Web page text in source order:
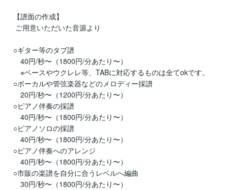
【譜面の作成】
ご用意いただいた音源より
○ギター等のタブ譜
40円/秒〜（1800円/分あたり〜）
※ベースやウクレレ等、TABに対応するものは全てokです。
○ボーカルや管弦楽器などのメロディー採譜
20円/秒〜（1200円/分あたり〜）
○ピアノ伴奏の採譜
40円/秒〜（1800円/分あたり〜）
○ピアノソロの採譜
40円/秒〜（1800円/分あたり〜）
○ピアノ伴奏へのアレンジ
40円/秒〜（1800円/分あたり〜）
○市販の楽譜を自分に合うレベルへ編曲
30円/秒〜（1800円/分あたり〜）